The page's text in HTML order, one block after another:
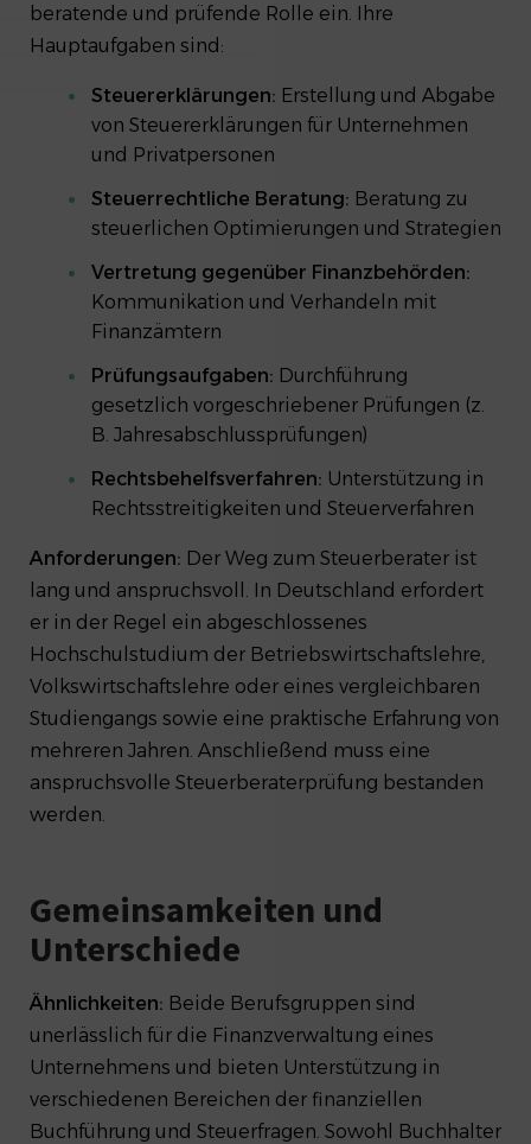
beratende und prüfende Rolle ein. Ihre
Hauptaufgaben sind:
Steuererklärungen: Erstellung und Abgabe
von Steuererklärungen für Unternehmen
und Privatpersonen
Steuerrechtliche Beratung: Beratung zu
steuerlichen Optimierungen und Strategien
Vertretung gegenüber Finanzbehörden:
Kommunikation und Verhandeln mit
Finanzämtern
Prüfungsaufgaben: Durchführung
gesetzlich vorgeschriebener Prüfungen (z.
B. Jahresabschlussprüfungen)
Rechtsbehelfsverfahren: Unterstützung in
Rechtsstreitigkeiten und Steuerverfahren
Anforderungen: Der Weg zum Steuerberater ist
lang und anspruchsvoll. In Deutschland erfordert
er in der Regel ein abgeschlossenes
Hochschulstudium der Betriebswirtschaftslehre,
Volkswirtschaftslehre oder eines vergleichbaren
Studiengangs sowie eine praktische Erfahrung von
mehreren Jahren. Anschließend muss eine
anspruchsvolle Steuerberaterprüfung bestanden
werden.
Gemeinsamkeiten und
Unterschiede
Ähnlichkeiten: Beide Berufsgruppen sind
unerlässlich für die Finanzverwaltung eines
Unternehmens und bieten Unterstützung in
verschiedenen Bereichen der finanziellen
Buchführung und Steuerfragen. Sowohl Buchhalter